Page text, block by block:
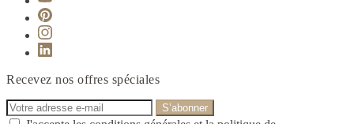
Recevez nos offres spéciales